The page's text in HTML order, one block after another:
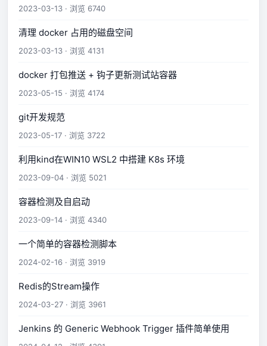
2023-03-13 · 浏览 6740
清理 docker 占用的磁盘空间
2023-03-13 · 浏览 4131
docker 打包推送 + 钩子更新测试站容器
2023-05-15 · 浏览 4174
git开发规范
2023-05-17 · 浏览 3722
利用kind在WIN10 WSL2 中搭建 K8s 环境
2023-09-04 · 浏览 5021
容器检测及自启动
2023-09-14 · 浏览 4340
一个简单的容器检测脚本
2024-02-16 · 浏览 3919
Redis的Stream操作
2024-03-27 · 浏览 3961
Jenkins 的 Generic Webhook Trigger 插件简单使用